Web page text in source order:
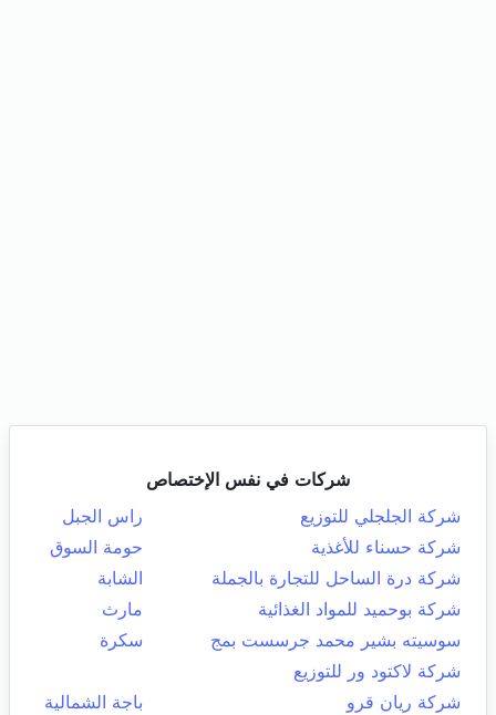
شركات في نفس الإختصاص
شركة الجلجلي للتوزيع
راس الجبل
شركة حسناء للأغذية
حومة السوق
شركة درة الساحل للتجارة بالجملة
الشابة
شركة بوحميد للمواد الغذائية
مارث
سوسيته بشير محمد جرسست بمج
سكرة
شركة لاكتود ور للتوزيع
شركة ريان قرو
باجة الشمالية